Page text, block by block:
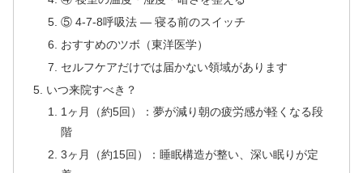
⑤ 4-7-8呼吸法 — 寝る前のスイッチ
おすすめのツボ（東洋医学）
セルフケアだけでは届かない領域があります
いつ来院すべき？
1ヶ月（約5回）：夢が減り朝の疲労感が軽くなる段
階
3ヶ月（約15回）：睡眠構造が整い、深い眠りが定